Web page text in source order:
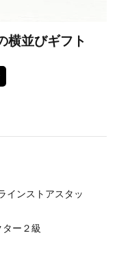
横並びギフト
インストアスタッ
ター２級